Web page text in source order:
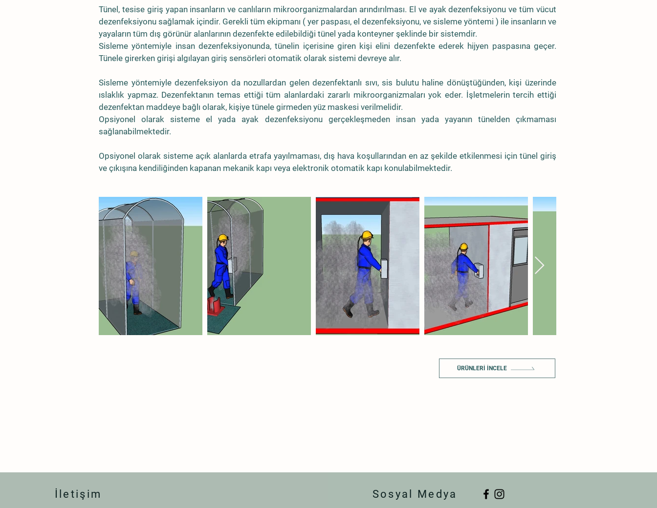
Tünel, tesise giriş yapan insanların ve canlıların mikroorganizmalardan arındırılması. El ve ayak dezenfeksiyonu ve tüm vücut
dezenfeksiyonu sağlamak içindir. Gerekli tüm ekipmanı ( yer paspası, el dezenfeksiyonu, ve sisleme yöntemi ) ile insanların ve
yayaların tüm dış görünür alanlarının dezenfekte edilebildiği tünel yada konteyner şeklinde bir sistemdir.
Sisleme yöntemiyle insan dezenfeksiyonunda, tünelin içerisine giren kişi elini dezenfekte ederek hijyen paspasına geçer.
Tünele girerken girişi algılayan giriş sensörleri otomatik olarak sistemi devreye alır.
Sisleme yöntemiyle dezenfeksiyon da nozullardan gelen dezenfektanlı sıvı, sis bulutu haline dönüştüğünden, kişi üzerinde
ıslaklık yapmaz. Dezenfektanın temas ettiği tüm alanlardaki zararlı mikroorganizmaları yok eder. İşletmelerin tercih ettiği
dezenfektan maddeye bağlı olarak, kişiye tünele girmeden yüz maskesi verilmelidir.
Opsiyonel olarak sisteme el yada ayak dezenfeksiyonu gerçekleşmeden insan yada yayanın tünelden çıkmaması
sağlanabilmektedir.
Opsiyonel olarak sisteme açık alanlarda etrafa yayılmaması, dış hava koşullarından en az şekilde etkilenmesi için tünel giriş
ve çıkışına kendiliğinden kapanan mekanik kapı veya elektronik otomatik kapı konulabilmektedir.
ÜRÜNLERI İNCELE
İletişim Sosyal Medya